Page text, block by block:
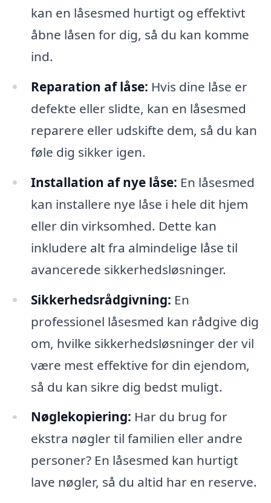
kan en låsesmed hurtigt og effektivt
åbne låsen for dig, så du kan komme
ind.
Reparation af låse: Hvis dine låse er
defekte eller slidte, kan en låsesmed
reparere eller udskifte dem, så du kan
føle dig sikker igen.
Installation af nye låse: En låsesmed
kan installere nye låse i hele dit hjem
eller din virksomhed. Dette kan
inkludere alt fra almindelige låse til
avancerede sikkerhedsløsninger.
Sikkerhedsrådgivning: En
professionel låsesmed kan rådgive dig
om, hvilke sikkerhedsløsninger der vil
være mest effektive for din ejendom,
så du kan sikre dig bedst muligt.
Nøglekopiering: Har du brug for
ekstra nøgler til familien eller andre
personer? En låsesmed kan hurtigt
lave nøgler, så du altid har en reserve.